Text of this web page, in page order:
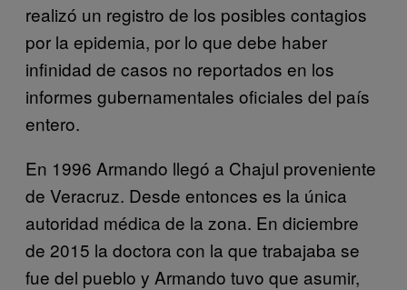
realizó un registro de los posibles contagios
por la epidemia, por lo que debe haber
infinidad de casos no reportados en los
informes gubernamentales oficiales del país
entero.
En 1996 Armando llegó a Chajul proveniente
de Veracruz. Desde entonces es la única
autoridad médica de la zona. En diciembre
de 2015 la doctora con la que trabajaba se
fue del pueblo y Armando tuvo que asumir,